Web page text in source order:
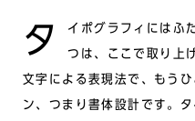
タイポグラフィにはふたつのジャンルがあります。ひと
つは、ここで取り上
文字による表現法で、もう
ン、つまり書体設計です。